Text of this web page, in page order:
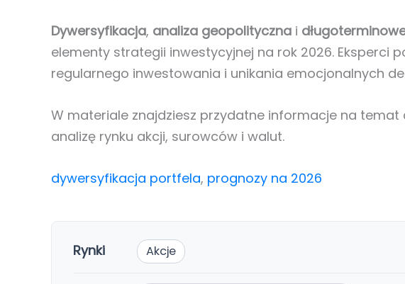
Dywersyfikacja, analiza geopolityczna i
elementy strategii inwestycyjnej na rok 2026. Eksperci
regularnego inwestowania i unikania emocjonalnych
W materiale znajdziesz przydatne informacje na temat
analizę rynku akcji, surowców i walut.
dywersyfikacja portfela, prognozy na 2026
Rynki Akcje